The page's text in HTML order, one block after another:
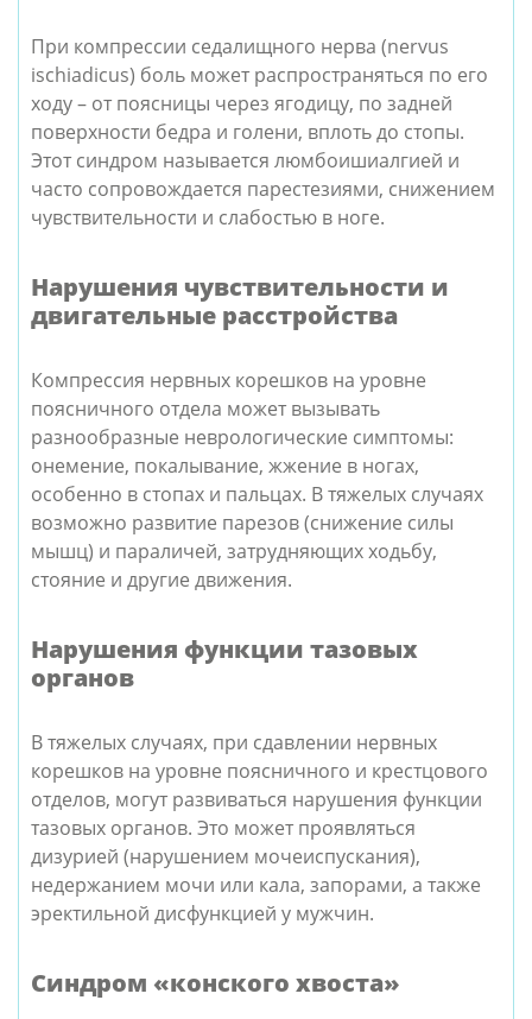
При компрессии седалищного нерва (nervus
ischiadicus) боль может распространяться по его
ходу – от поясницы через ягодицу, по задней
поверхности бедра и голени, вплоть до стопы.
Этот синдром называется люмбоишиалгией и
часто сопровождается парестезиями, снижением
чувствительности и слабостью в ноге.
Нарушения чувствительности и
двигательные расстройства
Компрессия нервных корешков на уровне
поясничного отдела может вызывать
разнообразные неврологические симптомы:
онемение, покалывание, жжение в ногах,
особенно в стопах и пальцах. В тяжелых случаях
возможно развитие парезов (снижение силы
мышц) и параличей, затрудняющих ходьбу,
стояние и другие движения.
Нарушения функции тазовых
органов
В тяжелых случаях, при сдавлении нервных
корешков на уровне поясничного и крестцового
отделов, могут развиваться нарушения функции
тазовых органов. Это может проявляться
дизурией (нарушением мочеиспускания),
недержанием мочи или кала, запорами, а также
эректильной дисфункцией у мужчин.
Синдром «конского хвоста»